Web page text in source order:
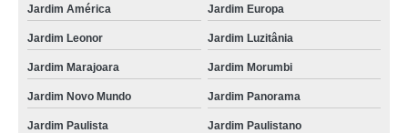
Jardim América Jardim Europa
Jardim Leonor Jardim Luzitânia
Jardim Marajoara Jardim Morumbi
Jardim Novo Mundo Jardim Panorama
Jardim Paulista Jardim Paulistano